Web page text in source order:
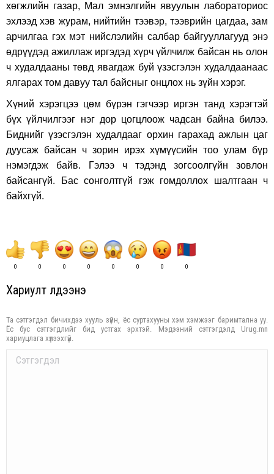
хөгжлийн газар, Мал эмнэлгийн явуулын лабораториос
эхлээд хэв журам, нийтийн тээвэр, тээврийн цагдаа, зам
арчилгаа гэх мэт нийслэлийн салбар байгууллагууд энэ
өдрүүдэд ажиллаж иргэдэд хүрч үйлчилж байсан нь олон
ч худалдааны төвд явагдаж буй үзэсгэлэн худалдаанаас
ялгарах том давуу тал байсныг онцлох нь зүйн хэрэг.
Хүний хэрэгцээ цөм бүрэн гэгчээр иргэн танд хэрэгтэй
бүх үйлчилгээг нэг дор цогцлоож чадсан байна билээ.
Биднийг үзэсгэлэн худалдааг орхин гарахад ажлын цаг
дуусаж байсан ч зорин ирэх хүмүүсийн тоо улам бүр
нэмэгдэж байв. Гэлээ ч тэдэнд зогсоолгүйн зовлон
байсангүй. Бас сонголтгүй гэж гомдоллох шалтгаан ч
байхгүй.
0 0 0 0 0 0 0 0
Хариулт үлдээнэ үү
Та сэтгэгдэл бичихдээ хууль зүйн, ёс суртахууны хэм хэмжээг баримтална уу.
Ёс бус сэтгэгдлийг бид устгах эрхтэй. Мэдээний сэтгэгдэлд Urug.mn
хариуцлага хүлээхгүй.
Comment